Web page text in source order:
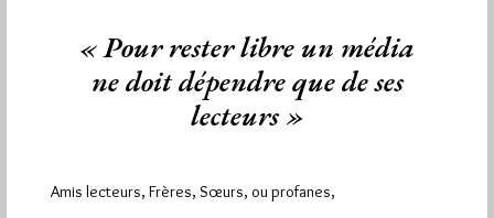
de 1903 à sa mort. II…
Divers 15 commentaires
« Pour rester libre un média
ne doit dépendre que de ses
lecteurs »
Amis lecteurs, Frères, Sœurs, ou profanes,